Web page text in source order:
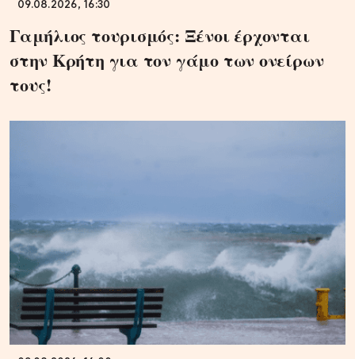
09.08.2026, 16:30
Γαμήλιος τουρισμός: Ξένοι έρχονται
στην Κρήτη για τον γάμο των ονείρων
τους!